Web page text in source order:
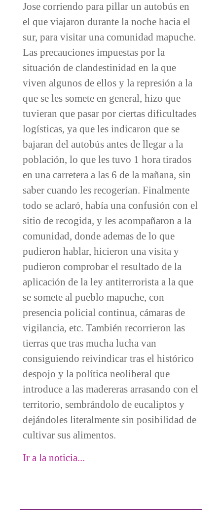
Jose corriendo para pillar un autobús en
el que viajaron durante la noche hacia el
sur, para visitar una comunidad mapuche.
Las precauciones impuestas por la
situación de clandestinidad en la que
viven algunos de ellos y la represión a la
que se les somete en general, hizo que
tuvieran que pasar por ciertas dificultades
logísticas, ya que les indicaron que se
bajaran del autobús antes de llegar a la
población, lo que les tuvo 1 hora tirados
en una carretera a las 6 de la mañana, sin
saber cuando les recogerían. Finalmente
todo se aclaró, había una confusión con el
sitio de recogida, y les acompañaron a la
comunidad, donde ademas de lo que
pudieron hablar, hicieron una visita y
pudieron comprobar el resultado de la
aplicación de la ley antiterrorista a la que
se somete al pueblo mapuche, con
presencia policial continua, cámaras de
vigilancia, etc. También recorrieron las
tierras que tras mucha lucha van
consiguiendo reivindicar tras el histórico
despojo y la política neoliberal que
introduce a las madereras arrasando con el
territorio, sembrándolo de eucaliptos y
dejándoles literalmente sin posibilidad de
cultivar sus alimentos.
Ir a la noticia...